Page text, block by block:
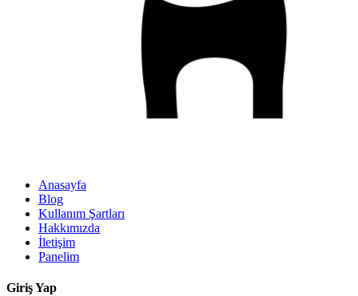
Anasayfa
Blog
Kullanım Şartları
Hakkımızda
İletişim
Panelim
Giriş Yap